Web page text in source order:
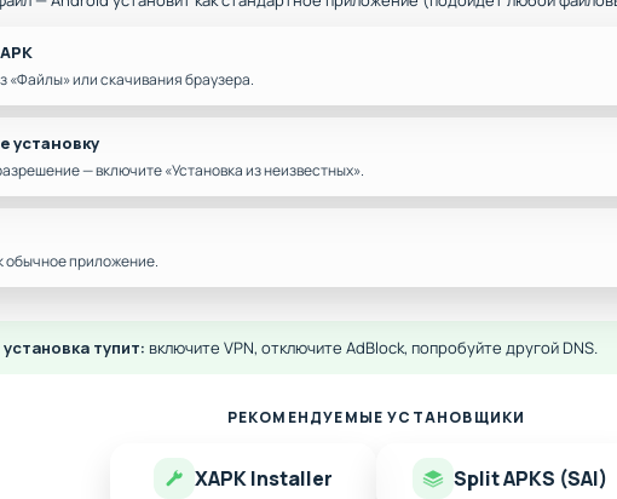
«Файлы» или скачивания браузера.
установку
— включите «Установка из неизвестных».
обычное приложение.
тупит: включите VPN, отключите AdBlock, попробуйте другой DNS.
РЕКОМЕНДУЕМЫЕ УСТАНОВЩИКИ
XAPK Installer Split APKS (SAI)